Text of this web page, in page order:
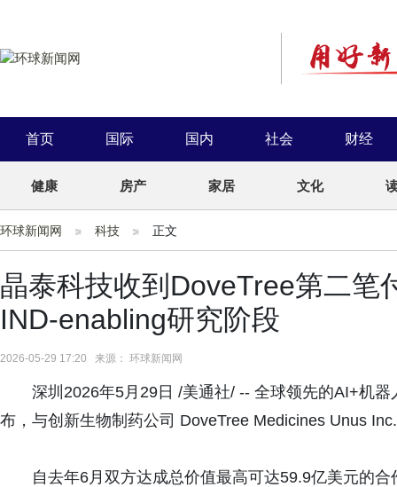
首页 国际 国内 社会 财经
健康 房产 家居 文化
环球新闻网 科技 正文
晶泰科技收到DoveTree第二笔
IND-enabling研究阶段
2026-05-29 17:20 来源： 环球新闻网
深圳2026年5月29日 /美通社/ -- 全球领先的AI+机
布，与创新生物制药公司 DoveTree Medicines Unus
自去年6月双方达成总价值最高可达59.9亿美元的